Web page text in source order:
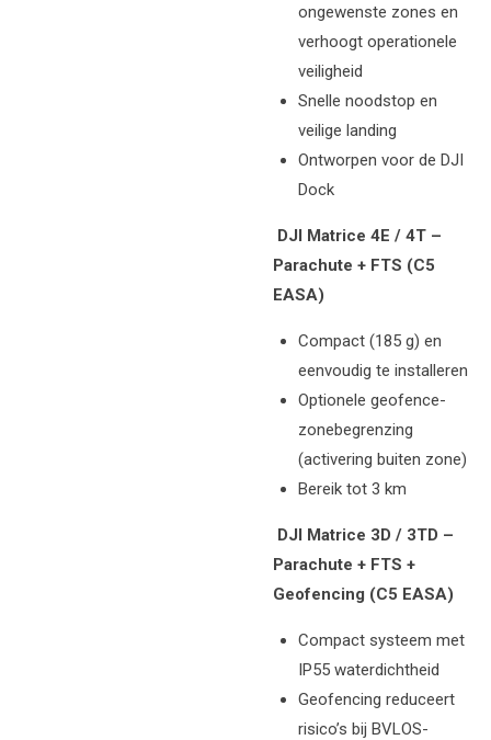
ongewenste zones en
verhoogt operationele
veiligheid
Snelle noodstop en
veilige landing
Ontworpen voor de DJI
Dock
DJI Matrice 4E / 4T –
Parachute + FTS (C5
EASA)
Compact (185 g) en
eenvoudig te installeren
Optionele geofence-
zonebegrenzing
(activering buiten zone)
Bereik tot 3 km
DJI Matrice 3D / 3TD –
Parachute + FTS +
Geofencing (C5 EASA)
Compact systeem met
IP55 waterdichtheid
Geofencing reduceert
risico’s bij BVLOS-